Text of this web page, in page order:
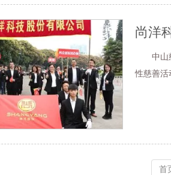
尚洋
中山慈
性慈善活
首